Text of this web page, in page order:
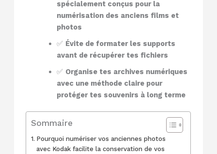
spécialement conçus pour la
numérisation des anciens films et
photos
✅ Évite de formater les supports
avant de récupérer tes fichiers
✅ Organise tes archives numériques
avec une méthode claire pour
protéger tes souvenirs à long terme
Sommaire
Pourquoi numériser vos anciennes photos
avec Kodak facilite la conservation de vos